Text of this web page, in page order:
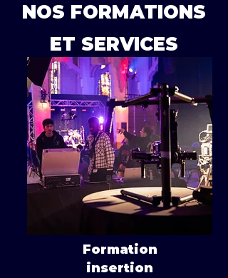
NOS FORMATIONS
ET SERVICES
Formation
insertion